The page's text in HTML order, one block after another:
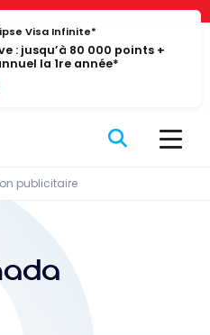
Visa Infinite*
: jusqu’à 80 000 points +
la 1re année*
publicitaire